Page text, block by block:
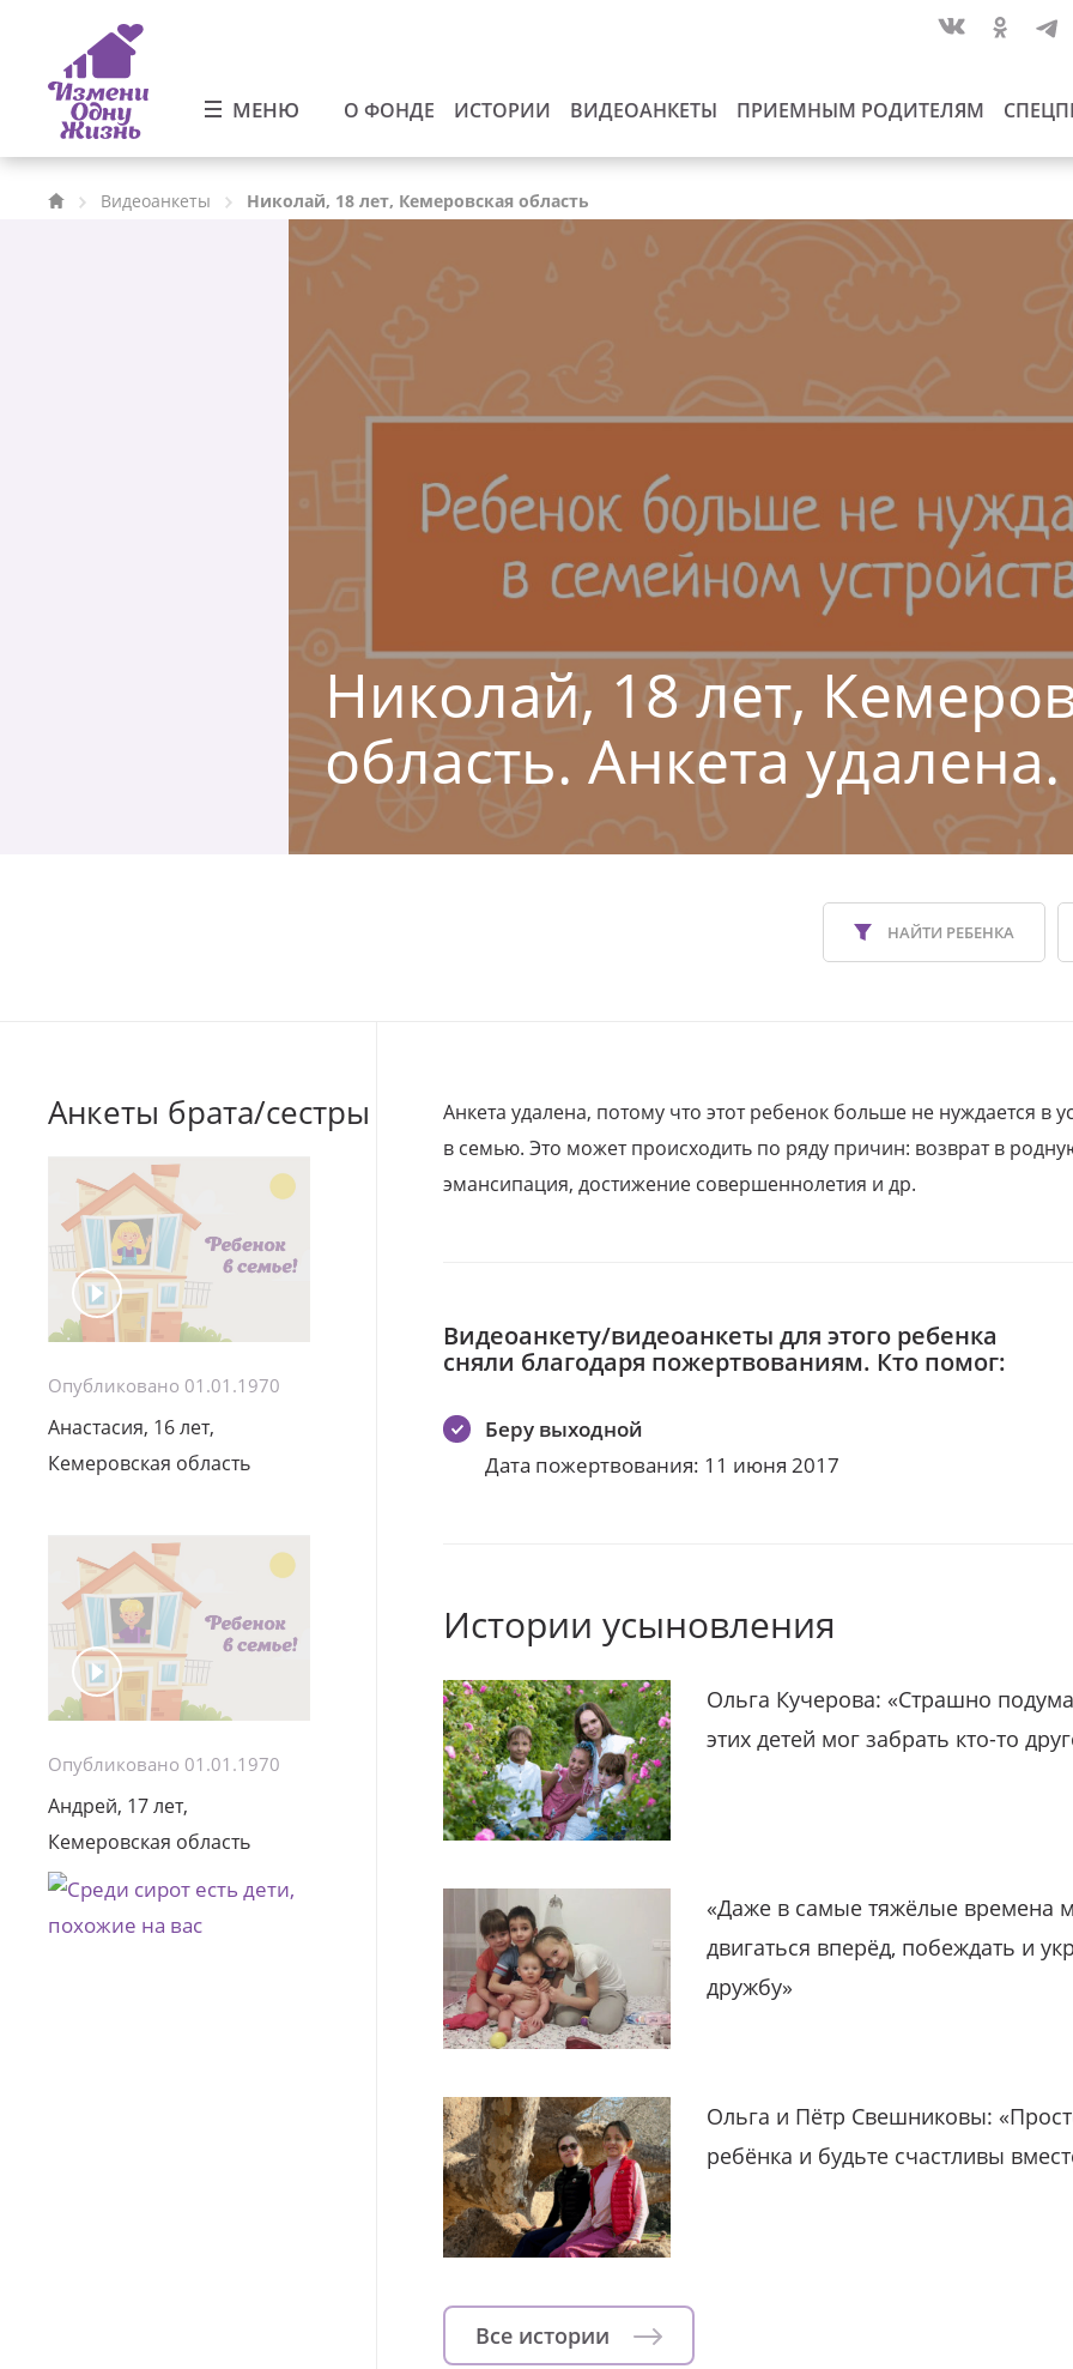
МЕНЮ О ФОНДЕ ИСТОРИИ ВИДЕОАНКЕТЫ ПРИЕМНЫМ РОДИТЕЛЯМ
Видеоанкеты Николай, 18 лет, Кемеровская область
Николай, 18 лет,
область. Анкета удалена.
НАЙТИ РЕБЕНКА
Анкеты брата/сестры
Опубликовано 01.01.1970
Анастасия, 16 лет,
Кемеровская область
Опубликовано 01.01.1970
Андрей, 17 лет,
Кемеровская область
Анкета удалена, потому что этот ребенок больше не нуждается в
в семью. Это может происходить по ряду причин: возврат в
эмансипация, достижение совершеннолетия и др.
Видеоанкету/видеоанкеты для этого ребенка
сняли благодаря пожертвованиям. Кто помог:
Беру выходной
Дата пожертвования: 11 июня 2017
Истории усыновления
Ольга Кучерова: «Страшно
этих детей мог забрать кто-то
«Даже в самые тяжёлые времена
двигаться вперёд, побеждать и
дружбу»
Ольга и Пётр Свешниковы:
ребёнка и будьте счастливы
Все истории